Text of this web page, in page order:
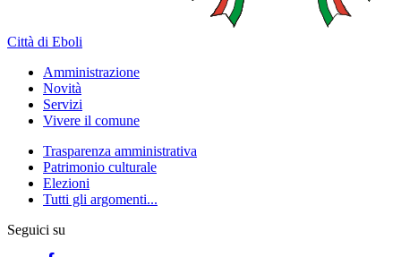
Città di Eboli
Amministrazione
Novità
Servizi
Vivere il comune
Trasparenza amministrativa
Patrimonio culturale
Elezioni
Tutti gli argomenti...
Seguici su